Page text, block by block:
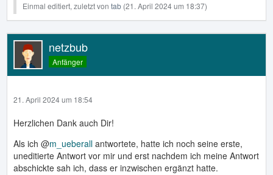
Einmal editiert, zuletzt von tab (21. April 2024 um 18:37)
netzbub
Anfänger
21. April 2024 um 18:54
Herzlichen Dank auch Dir!
Als ich @m_ueberall antwortete, hatte ich noch seine erste,
uneditierte Antwort vor mir und erst nachdem ich meine Antwort
abschickte sah ich, dass er inzwischen ergänzt hatte.